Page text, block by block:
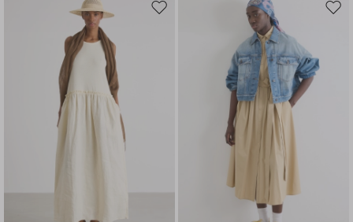
Sposta